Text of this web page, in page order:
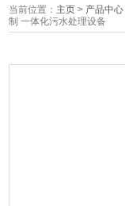
当前位置： 主页 > 产品中心
制 一体化污水处理设备